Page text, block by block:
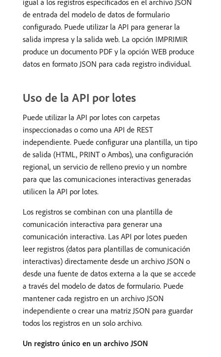
igual a los registros especificados en el archivo JSON
de entrada del modelo de datos de formulario
configurado. Puede utilizar la API para generar la
salida impresa y la salida web. La opción IMPRIMIR
produce un documento PDF y la opción WEB produce
datos en formato JSON para cada registro individual.
Uso de la API por lotes
Puede utilizar la API por lotes con carpetas
inspeccionadas o como una API de REST
independiente. Puede configurar una plantilla, un tipo
de salida (HTML, PRINT o Ambos), una configuración
regional, un servicio de relleno previo y un nombre
para que las comunicaciones interactivas generadas
utilicen la API por lotes.
Los registros se combinan con una plantilla de
comunicación interactiva para generar una
comunicación interactiva. Las API por lotes pueden
leer registros (datos para plantillas de comunicación
interactivas) directamente desde un archivo JSON o
desde una fuente de datos externa a la que se accede
a través del modelo de datos de formulario. Puede
mantener cada registro en un archivo JSON
independiente o crear una matriz JSON para guardar
todos los registros en un solo archivo.
Un registro único en un archivo JSON